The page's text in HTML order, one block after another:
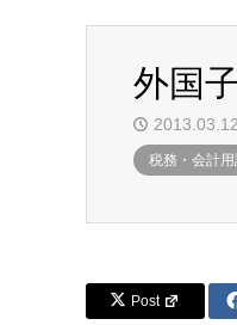
外国
税務・会計
Post